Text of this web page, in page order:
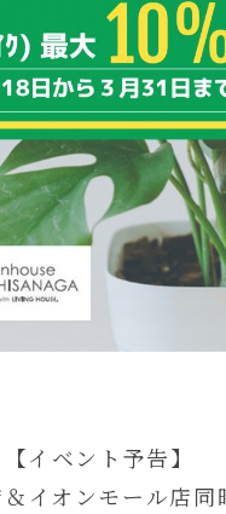
【イベント予告】
イオンモール店同